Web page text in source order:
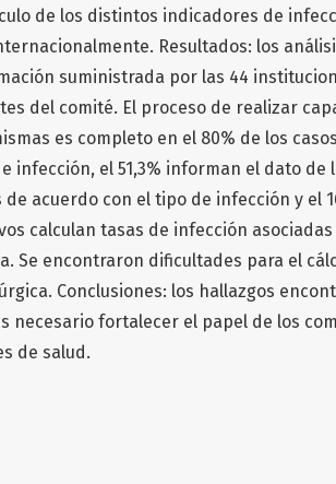
de los distintos indicadores de
Resultados: los
suministrada por las 44
del comité. El proceso de realizar
es completo en el 80% de los
infección, el 51,3% informan el dato de
acuerdo con el tipo de infección y el
calculan tasas de infección
Se encontraron dificultades para el
Conclusiones: los hallazgos
necesario fortalecer el papel de los
de salud.